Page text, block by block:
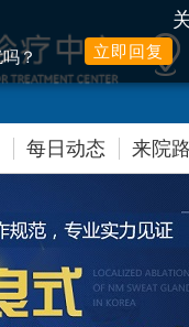
每日动态 来院
？ 立即回复